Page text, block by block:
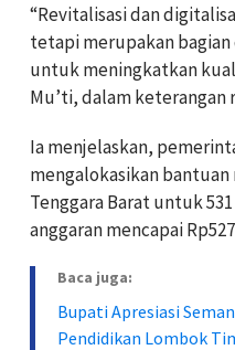
“Revitalisasi dan
tetapi merupakan bagian
untuk meningkatkan
Mu’ti, dalam keterangan
Ia menjelaskan,
mengalokasikan
Tenggara Barat untuk
anggaran mencapai
Baca juga:
Bupati Apresiasi
Pendidikan Lombok